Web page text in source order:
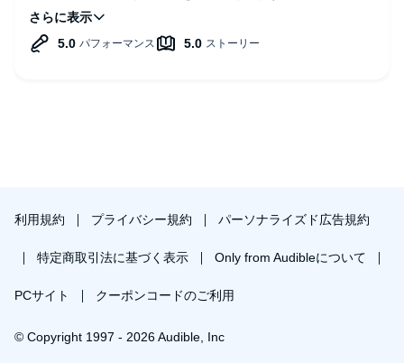
控えめに入る効果音も心地よく、物語に自然と集中できま
す。
倍速でも聞き取りやすいため、通勤や作業中のお供にも向い
利用規約 プライバシー規約 パーソナライズド広告規約
特定商取引法に基づく表示 Only from Audibleについて
PCサイト クーポンコードのご利用
© Copyright 1997 - 2026 Audible, Inc